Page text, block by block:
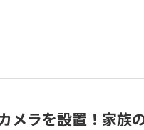
メラを設置！家族